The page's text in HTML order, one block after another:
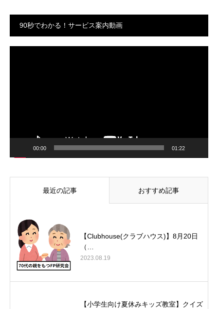
90秒でわかる！サービス案内動画
動
00:00 01:22
最近の記事 おすすめ記事
【Clubhouse(クラブハウス)】8月20日
（…
2023.08.19
【小学生向け夏休みキッズ教室】クイズ